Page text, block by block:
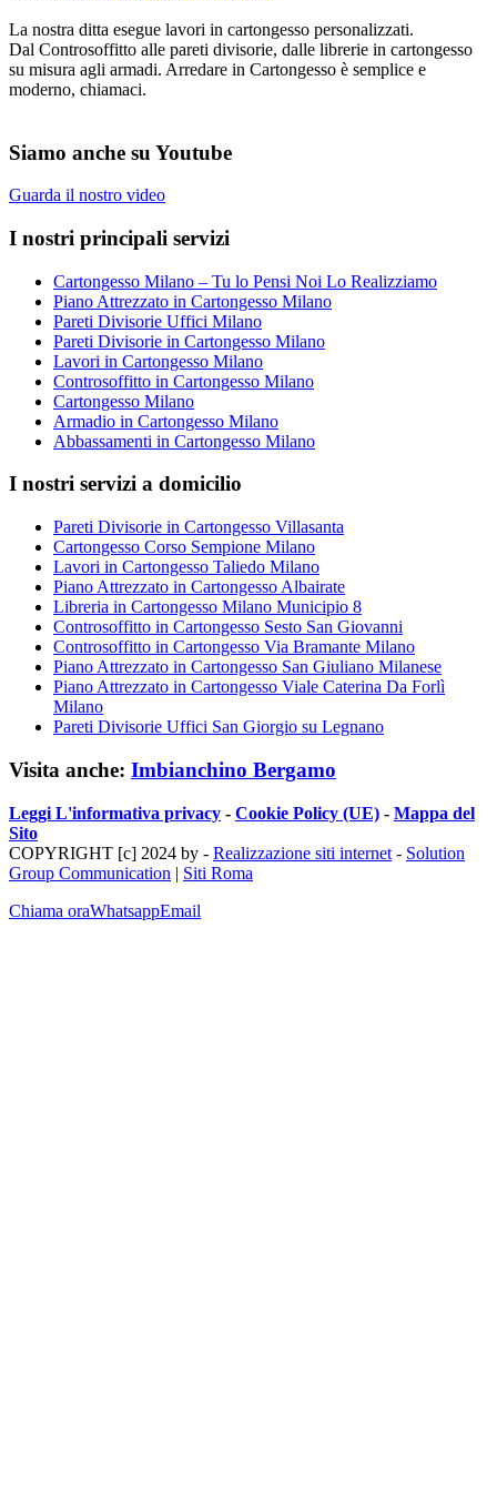
La nostra ditta esegue lavori in cartongesso personalizzati.
Dal Controsoffitto alle pareti divisorie, dalle librerie in cartongesso
su misura agli armadi. Arredare in Cartongesso è semplice e
moderno, chiamaci.
Siamo anche su Youtube
Guarda il nostro video
I nostri principali servizi
Cartongesso Milano – Tu lo Pensi Noi Lo Realizziamo
Piano Attrezzato in Cartongesso Milano
Pareti Divisorie Uffici Milano
Pareti Divisorie in Cartongesso Milano
Lavori in Cartongesso Milano
Controsoffitto in Cartongesso Milano
Cartongesso Milano
Armadio in Cartongesso Milano
Abbassamenti in Cartongesso Milano
I nostri servizi a domicilio
Pareti Divisorie in Cartongesso Villasanta
Cartongesso Corso Sempione Milano
Lavori in Cartongesso Taliedo Milano
Piano Attrezzato in Cartongesso Albairate
Libreria in Cartongesso Milano Municipio 8
Controsoffitto in Cartongesso Sesto San Giovanni
Controsoffitto in Cartongesso Via Bramante Milano
Piano Attrezzato in Cartongesso San Giuliano Milanese
Piano Attrezzato in Cartongesso Viale Caterina Da Forlì
Milano
Pareti Divisorie Uffici San Giorgio su Legnano
Visita anche: Imbianchino Bergamo
Leggi L'informativa privacy - Cookie Policy (UE) - Mappa del
Sito
COPYRIGHT [c] 2024 by - Realizzazione siti internet - Solution
Group Communication | Siti Roma
Chiama oraWhatsappEmail